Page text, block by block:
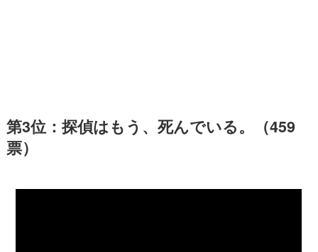
第3位：探偵はもう、死んでいる。（459
票）